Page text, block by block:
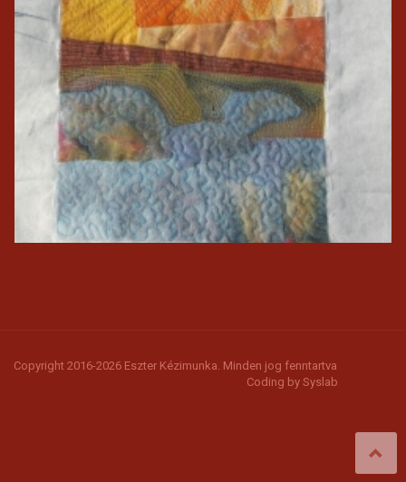
Copyright 2016-2026 Eszter Kézimunka. Minden jog fenntartva
Coding by Syslab